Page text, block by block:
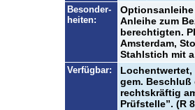
Besonder-
heiten:
Optionsanleihe
Anleihe zum
berechtigten.
Amsterdam,
Stahlstich mit
Verfügbar:
gem.
rechtskräftig
Prüfstelle”. (R